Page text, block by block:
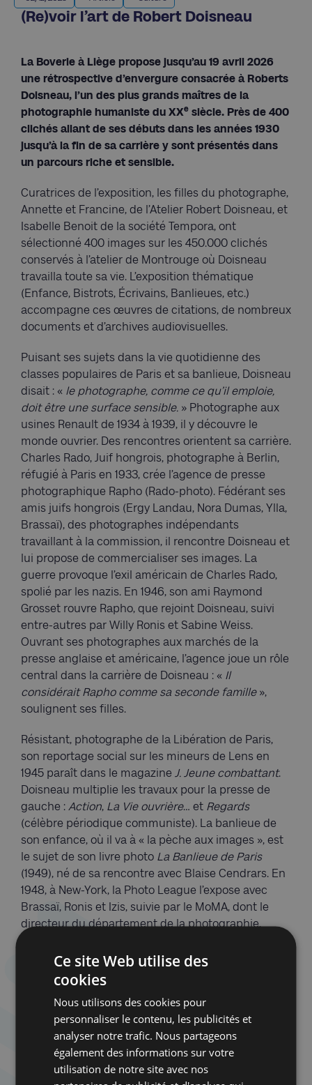
(Re)voir l’art de Robert Doisneau
La Boverie à Liège propose jusqu’au 19 avril 2026
une rétrospective d’envergure consacrée à Roberts
Doisneau, l’un des plus grands maîtres de la
photographie humaniste du XXe siècle. Près de 400
clichés allant de ses débuts dans les années 1930
jusqu’à la fin de sa carrière y sont présentés dans
un parcours riche et sensible.
Curatrices de l’exposition, les filles du photographe,
Annette et Francine, de l’Atelier Robert Doisneau, et
Isabelle Benoit de la société Tempora, ont
sélectionné 400 images sur les 450.000 clichés
conservés à l’atelier de Montrouge où Doisneau
travailla toute sa vie. L’exposition thématique
(Enfance, Bistrots, Écrivains, Banlieues, etc.)
accompagne ces œuvres de citations, de nombreux
documents et d’archives audiovisuelles.
Puisant ses sujets dans la vie quotidienne des
classes populaires de Paris et sa banlieue, Doisneau
disait : « le photographe, comme ce qu’il emploie,
doit être une surface sensible. » Photographe aux
usines Renault de 1934 à 1939, il y découvre le
monde ouvrier. Des rencontres orientent sa carrière.
Charles Rado, Juif hongrois, photographe à Berlin,
réfugié à Paris en 1933, crée l’agence de presse
photographique Rapho (Rado-photo). Fédérant ses
amis juifs hongrois (Ergy Landau, Nora Dumas, Ylla,
Brassaï), des photographes indépendants
travaillant à la commission, il rencontre Doisneau et
lui propose de commercialiser ses images. La
guerre provoque l’exil américain de Charles Rado,
spolié par les nazis. En 1946, son ami Raymond
Grosset rouvre Rapho, que rejoint Doisneau, suivi
entre-autres par Willy Ronis et Sabine Weiss.
Ouvrant ses photographes aux marchés de la
presse anglaise et américaine, l’agence joue un rôle
central dans la carrière de Doisneau : « Il
considérait Rapho comme sa seconde famille»,
soulignent ses filles.
Résistant, photographe de la Libération de Paris,
son reportage social sur les mineurs de Lens en
1945 paraît dans le magazine J. Jeune combattant.
Doisneau multiplie les travaux pour la presse de
gauche : Action, La Vie ouvrière… et Regards
(célèbre périodique communiste). La banlieue de
son enfance, où il va à « la pèche aux images », est
le sujet de son livre photo La Banlieue de Paris
(1949), né de sa rencontre avec Blaise Cendrars. En
1948, à New-York, la Photo League l’expose avec
Brassaï, Ronis et Izis, suivie par le MoMA, dont le
directeur du département de la photographie,
Luxembourg, l’intègre à sa mémorable exposition
The Family of Man
Chicago (1954).
Expo 58
Une section inédite de l’exposition explore les
reportages de Doisneau dans notre pays. Chargé de
représenter des « Parisiens-types » pour le pavillon
Ce site Web utilise des
cookies
Nous utilisons des cookies pour
personnaliser le contenu, les publicités et
analyser notre trafic. Nous partageons
également des informations sur votre
utilisation de notre site avec nos